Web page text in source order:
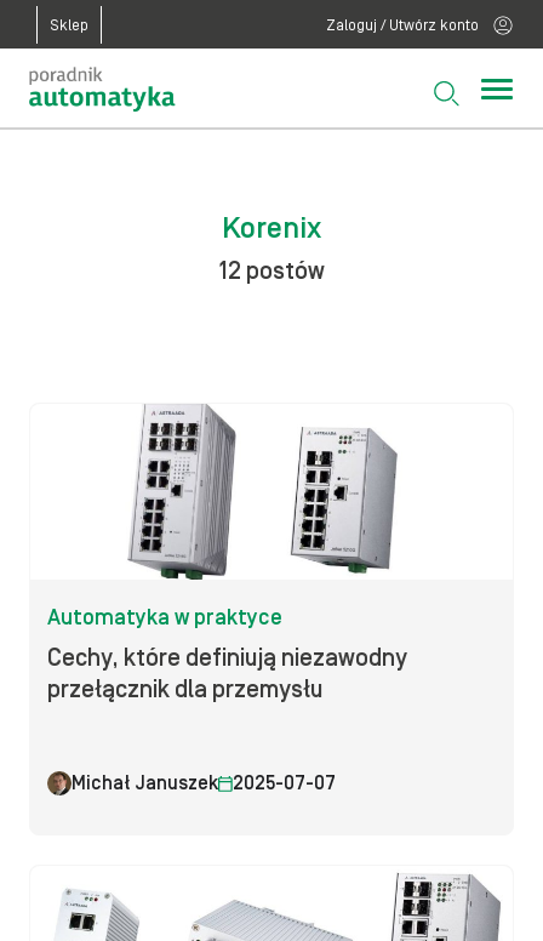
Sklep Zaloguj / Utwórz konto
Korenix
12 postów
Automatyka w praktyce
Cechy, które definiują niezawodny
przełącznik dla przemysłu
Michał Januszek 2025-07-07